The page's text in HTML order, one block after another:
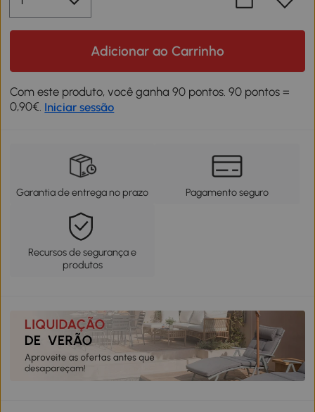
Adicionar ao Carrinho
Com este produto, você ganha 90 pontos. 90 pontos =
0,90€. Iniciar sessão
Garantia de entrega no prazo Pagamento seguro
Recursos de segurança e
produtos